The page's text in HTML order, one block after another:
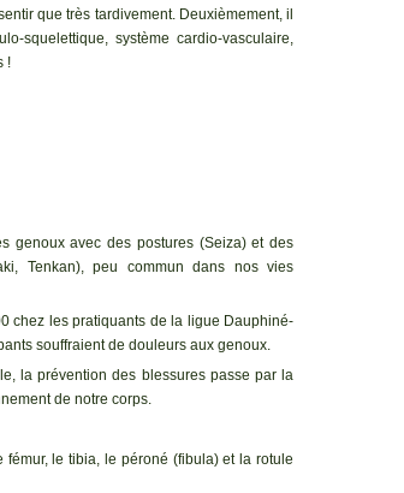
que très tardivement. Deuxièmement, il
squelettique, système cardio-vasculaire,
!
genoux avec des postures (Seiza) et des
Tenkan), peu commun dans nos vies
chez les pratiquants de la ligue Dauphiné-
souffraient de douleurs aux genoux.
la prévention des blessures passe par la
de notre corps.
le tibia, le péroné (fibula) et la rotule